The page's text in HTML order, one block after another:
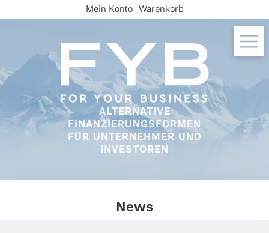
to
ALTERNATIVE
FINANZIERUNGSFORMEN
FÜR UNTERNEHMER UND
INVESTOREN
Mein Konto Warenkorb
News